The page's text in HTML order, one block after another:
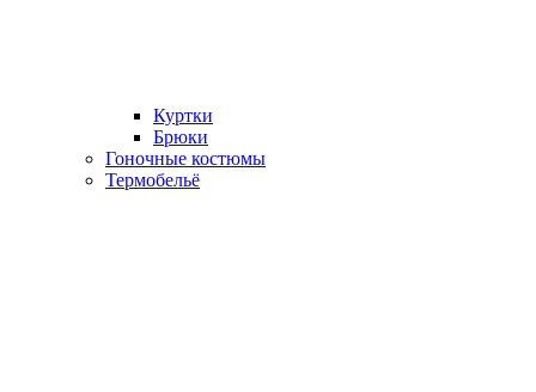
Куртки
Брюки
Гоночные костюмы
Термобельё